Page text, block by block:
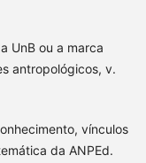
UnB ou a marca
antropológicos, v.
vínculos
da ANPEd.